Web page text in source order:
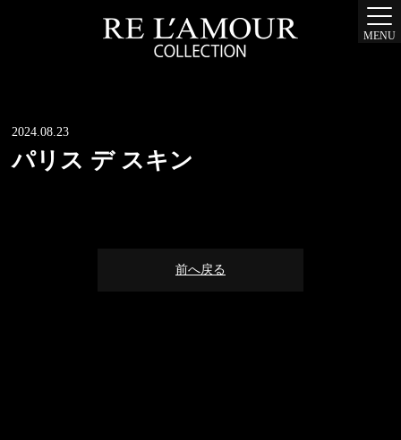
MENU
2024.08.23
パリス デ スキン
前へ戻る